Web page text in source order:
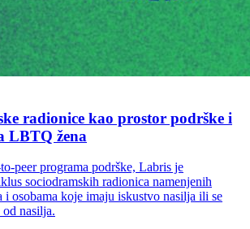
radionice kao prostor podrške i
LBTQ žena
peer programa podrške, Labris je
sociodramskih radionica namenjenih
i osobama koje imaju iskustvo nasilja ili se
nasilja.